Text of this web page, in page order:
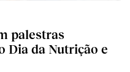
palestras
Dia da Nutrição e